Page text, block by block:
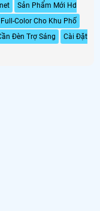
Sản Phẩm Mới Hd
Color Cho Khu Phố
Đèn Trợ Sáng
Cài Đặt